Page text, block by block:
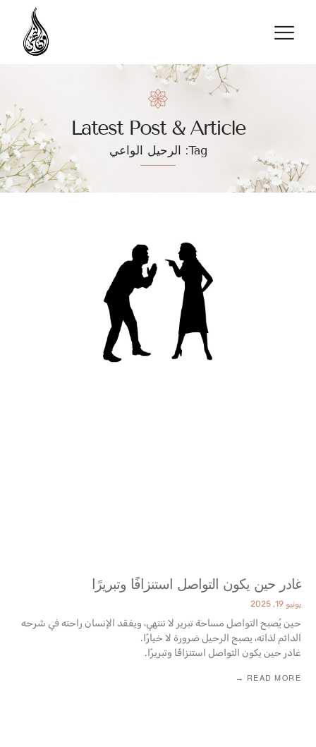
Latest Post & Article
Tag: الرحيل الواعي
غادر حين يكون التواصل استنزافًا وتبريرًا
يونيو 19, 2025
حين يُصبح التواصل مساحة تبرير لا تنتهي، ويفقد الإنسان راحته في شرحه
الدائم لذاته، يصبح الرحيل ضرورة لا خيارًا.
غادر حين يكون التواصل استنزافًا وتبريرًا.
READ MORE →